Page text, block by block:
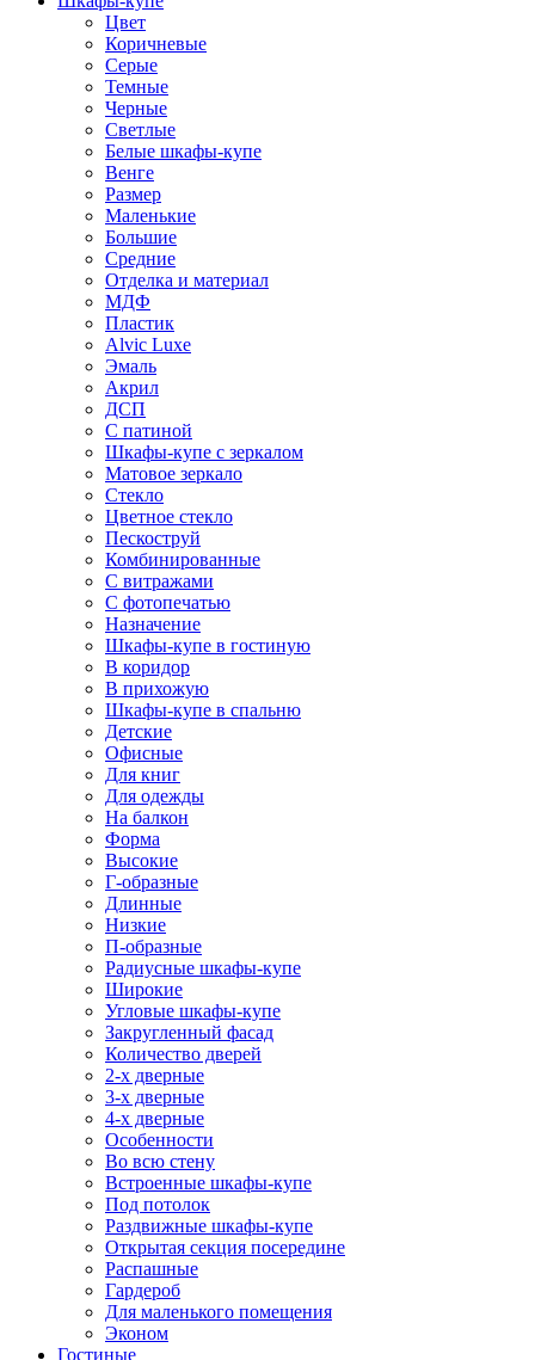
Цвет
Коричневые
Серые
Темные
Черные
Светлые
Белые шкафы-купе
Венге
Размер
Маленькие
Большие
Средние
Отделка и материал
МДФ
Пластик
Alvic Luxe
Эмаль
Акрил
ДСП
С патиной
Шкафы-купе с зеркалом
Матовое зеркало
Стекло
Цветное стекло
Пескоструй
Комбинированные
С витражами
С фотопечатью
Назначение
Шкафы-купе в гостиную
В коридор
В прихожую
Шкафы-купе в спальню
Детские
Офисные
Для книг
Для одежды
На балкон
Форма
Высокие
Г-образные
Длинные
Низкие
П-образные
Радиусные шкафы-купе
Широкие
Угловые шкафы-купе
Закругленный фасад
Количество дверей
2-х дверные
3-х дверные
4-х дверные
Особенности
Во всю стену
Встроенные шкафы-купе
Под потолок
Раздвижные шкафы-купе
Открытая секция посередине
Распашные
Гардероб
Для маленького помещения
Эконом
Гостиные